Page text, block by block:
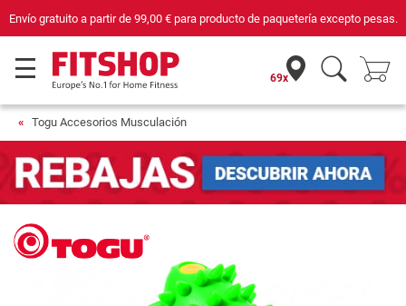
Envío gratuito a partir de 99,00 €para producto de paquetería excepto pesas.
69x
Togu Accesorios Musculación